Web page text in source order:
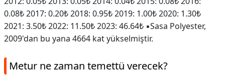
0.08₺ 2017: 0.20₺ 2018: 0.95₺ 2019: 1.00₺ 2020: 1.30₺
2021: 3.50₺ 2022: 11.50₺ 2023: 46.64₺ ▪️Sasa Polyester,
2009'dan bu yana 4664 kat yükselmiştir.
Metur ne zaman temettü verecek?